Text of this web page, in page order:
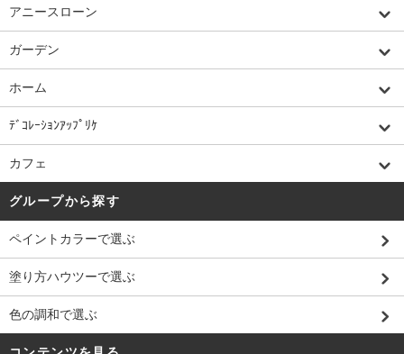
アニースローン
ガーデン
ホーム
ﾃﾞｺﾚｰｼｮﾝｱｯﾌﾟﾘｹ
カフェ
グループから探す
ペイントカラーで選ぶ
塗り方ハウツーで選ぶ
色の調和で選ぶ